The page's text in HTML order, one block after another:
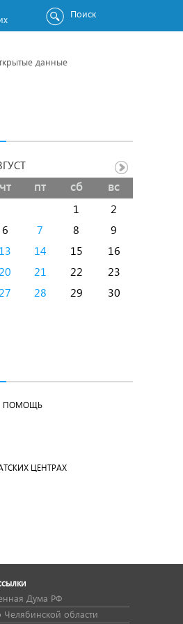
Поиск
данные
чт пт сб вс
1
2
6 7 8
9
13 14 15
16
20 21 22
23
27 28 29
30
ПОМОЩЬ
ЦЕНТРАХ
Дума РФ
Челябинской области